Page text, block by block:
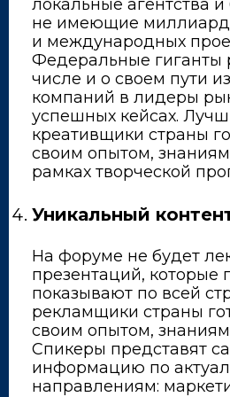
локальные агентства
не имеющие
и международных
Федеральные гиганты
числе и о своем пути
компаний в лидеры
успешных кейсах.
креативщики страны
своим опытом,
рамках творческой
Уникальный
На форуме не будет
презентаций, которые
показывают по всей
рекламщики страны
своим опытом,
Спикеры представят
информацию по
направлениям: